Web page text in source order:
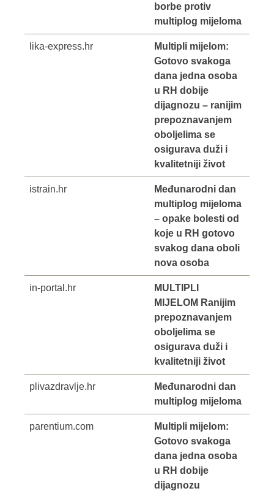
borbe protiv
multiplog mijeloma
lika-express.hr
Multipli mijelom:
Gotovo svakoga
dana jedna osoba
u RH dobije
dijagnozu – ranijim
prepoznavanjem
oboljelima se
osigurava duži i
kvalitetniji život
istrain.hr
Međunarodni dan
multiplog mijeloma
– opake bolesti od
koje u RH gotovo
svakog dana oboli
nova osoba
in-portal.hr
MULTIPLI
MIJELOM Ranijim
prepoznavanjem
oboljelima se
osigurava duži i
kvalitetniji život
plivazdravlje.hr
Međunarodni dan
multiplog mijeloma
parentium.com
Multipli mijelom:
Gotovo svakoga
dana jedna osoba
u RH dobije
dijagnozu